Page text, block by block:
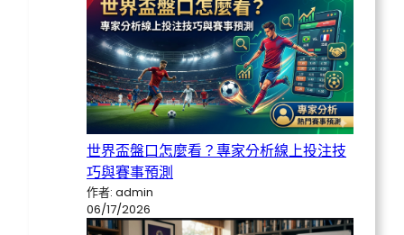
世界盃盤口怎麼看？專家分析線上投注技
巧與賽事預測
作者: admin
06/17/2026